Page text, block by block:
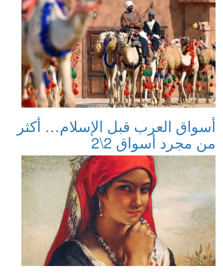
أسواق العرب قبل الإسلام… أكثر
من مجرد أسواق 2\2